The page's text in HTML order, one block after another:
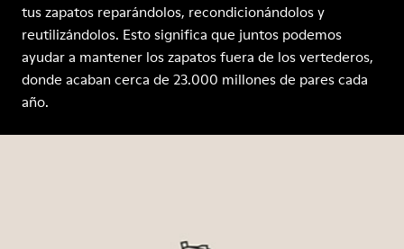
tus zapatos reparándolos, recondicionándolos y
reutilizándolos. Esto significa que juntos podemos
ayudar a mantener los zapatos fuera de los vertederos,
donde acaban cerca de 23.000 millones de pares cada
año.